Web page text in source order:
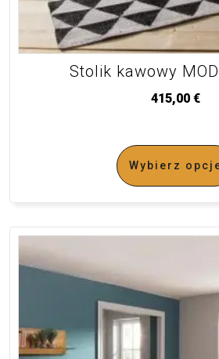
Stolik kawowy
415,00 €
Wybierz